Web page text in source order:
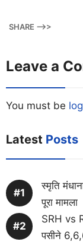
SHARE -->>
Leave a
You must be
Latest Posts
स्मृति
पूरा मामला
SRH vs
पसीने